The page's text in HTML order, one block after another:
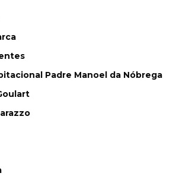
Padre Manoel da Nóbrega